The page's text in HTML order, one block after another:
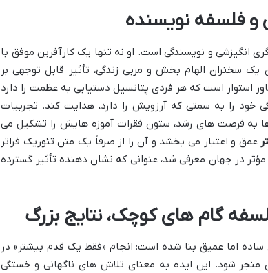
و فلسفه نویسنده
انگیزشی و نویسندگی است. او نه تنها یک کارآفرین موفق با
سخنران الهام بخش و مربی زندگی، تأثیر قابل توجهی بر
استوار است که هر فردی پتانسیل دستیابی به عظمت را دارد
خود را به سمتی که آرزویش را دارد، هدایت کند. تجربیات
به فرصت های رشد، ستون فقرات آموزه هایش را تشکیل می
عمق و اعتبار می بخشد و آن را از صرفاً یک متن تئوریک فراتر
مایلت در سال ۲۰۲۰ به عنوان یکی از ۲۵ رهبر مؤثر در جهان معرفی شد، عنوانی که نشان دهنده تأثیر گسترده
گام های کوچک، نتایج بزرگ
ساده اما عمیق بنا شده است: انجام «فقط یک قدم بیشتر» در
منجر شود. این ایده به معنای تلاش های ناگهانی و خستگی